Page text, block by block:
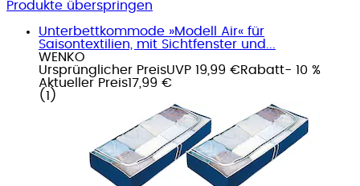
Produkte überspringen
Unterbettkommode »Modell Air« für
Saisontextilien, mit Sichtfenster und...
WENKO
Ursprünglicher PreisUVP 19,99 €Rabatt- 10 %
Aktueller Preis17,99 €
( 1 )